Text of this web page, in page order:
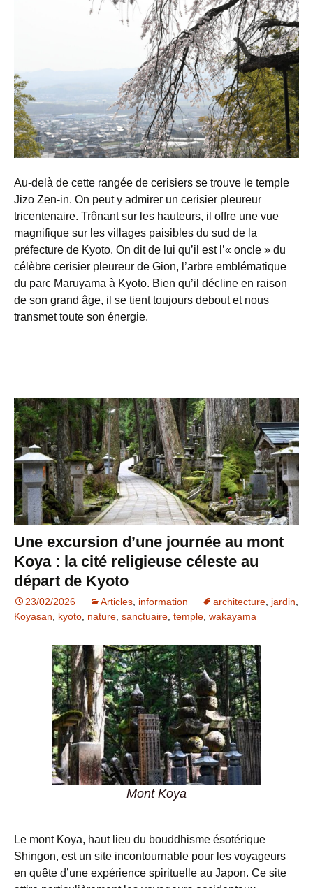
Au-delà de cette rangée de cerisiers se trouve le temple
Jizo Zen-in. On peut y admirer un cerisier pleureur
tricentenaire. Trônant sur les hauteurs, il offre une vue
magnifique sur les villages paisibles du sud de la
préfecture de Kyoto. On dit de lui qu’il est l’« oncle » du
célèbre cerisier pleureur de Gion, l’arbre emblématique
du parc Maruyama à Kyoto. Bien qu’il décline en raison
de son grand âge, il se tient toujours debout et nous
transmet toute son énergie.
Une excursion d’une journée au mont
Koya : la cité religieuse céleste au
départ de Kyoto
23/02/2026 Articles, information architecture, jardin,
Koyasan, kyoto, nature, sanctuaire, temple, wakayama
Mont Koya
Le mont Koya, haut lieu du bouddhisme ésotérique
Shingon, est un site incontournable pour les voyageurs
en quête d’une expérience spirituelle au Japon. Ce site